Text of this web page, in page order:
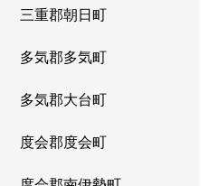
三重郡朝日町
多気郡多気町
多気郡大台町
度会郡度会町